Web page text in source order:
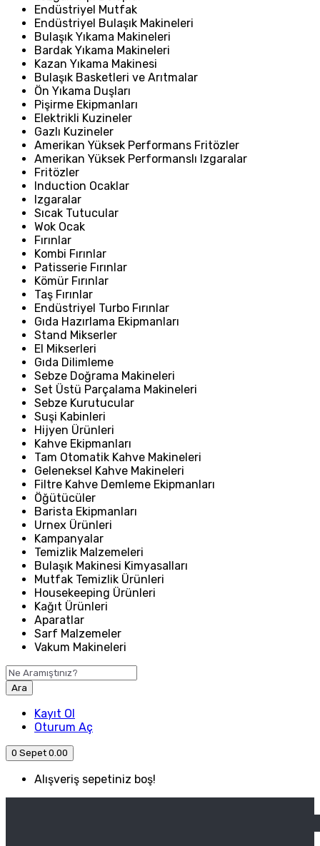
Endüstriyel Mutfak
Endüstriyel Bulaşık Makineleri
Bulaşık Yıkama Makineleri
Bardak Yıkama Makineleri
Kazan Yıkama Makinesi
Bulaşık Basketleri ve Arıtmalar
Ön Yıkama Duşları
Pişirme Ekipmanları
Elektrikli Kuzineler
Gazlı Kuzineler
Amerikan Yüksek Performans Fritözler
Amerikan Yüksek Performanslı Izgaralar
Fritözler
Induction Ocaklar
Izgaralar
Sıcak Tutucular
Wok Ocak
Fırınlar
Kombi Fırınlar
Patisserie Fırınlar
Kömür Fırınlar
Taş Fırınlar
Endüstriyel Turbo Fırınlar
Gıda Hazırlama Ekipmanları
Stand Mikserler
El Mikserleri
Gıda Dilimleme
Sebze Doğrama Makineleri
Set Üstü Parçalama Makineleri
Sebze Kurutucular
Suşi Kabinleri
Hijyen Ürünleri
Kahve Ekipmanları
Tam Otomatik Kahve Makineleri
Geleneksel Kahve Makineleri
Filtre Kahve Demleme Ekipmanları
Öğütücüler
Barista Ekipmanları
Urnex Ürünleri
Kampanyalar
Temizlik Malzemeleri
Bulaşık Makinesi Kimyasalları
Mutfak Temizlik Ürünleri
Housekeeping Ürünleri
Kağıt Ürünleri
Aparatlar
Sarf Malzemeler
Vakum Makineleri
Ara
Kayıt Ol
Oturum Aç
0 Sepet 0.00
Alışveriş sepetiniz boş!